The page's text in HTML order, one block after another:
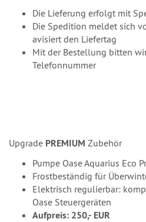
Die Lieferung erfolgt mit
Die Spedition meldet sich
avisiert den Liefertag
Mit der Bestellung bitten
Telefonnummer
Upgrade PREMIUM Zubehör
Pumpe Oase Aquarius Eco
Frostbeständig für
Elektrisch regulierbar:
Oase Steuergeräten
Aufpreis: 250,- EUR